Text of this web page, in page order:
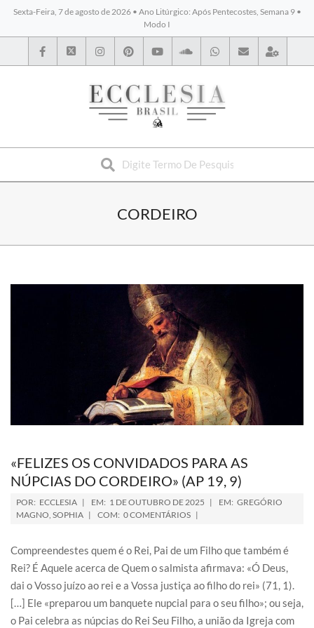
Sexta-Feira, 7 de agosto de 2026 • Ano Litúrgico: Após Pentecostes, Semana 9 •
Modo I
BYBLOS
CORDEIRO
«FELIZES OS CONVIDADOS PARA AS
NÚPCIAS DO CORDEIRO» (AP 19, 9)
POR: ECCLESIA EM: 1 DE OUTUBRO DE 2025 EM: GREGÓRIO
MAGNO, SOPHIA COM: 0 COMENTÁRIOS
Compreendestes quem é o Rei, Pai de um Filho que também é
Rei? É Aquele acerca de Quem o salmista afirmava: «Ó Deus,
dai o Vosso juízo ao rei e a Vossa justiça ao filho do rei» (71, 1).
[…] Ele «preparou um banquete nupcial para o seu filho»; ou seja,
o Pai celebra as núpcias do Rei Seu Filho, a união da Igreja com